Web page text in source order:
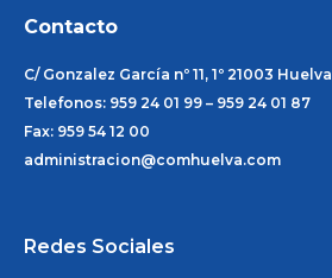
Contacto
C/ Gonzalez García nº 11, 1º 21003 Huelva
Telefonos: 959 24 01 99 – 959 24 01 87
Fax: 959 54 12 00
administracion@comhuelva.com
Redes Sociales